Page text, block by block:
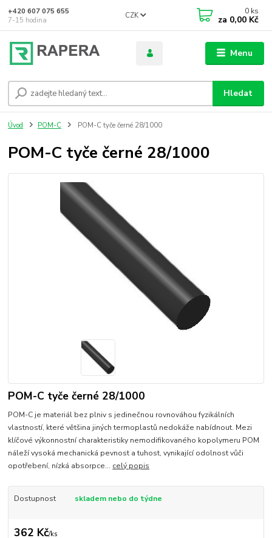
Menu
CZK
Hledat
+420 607 075 655
7-15 hodina
0 ks
za 0,00 Kč
Úvod POM-C POM-C tyče černé 28/1000
POM-C tyče černé 28/1000
POM-C tyče černé 28/1000
POM-C je materiál bez plniv s jedinečnou rovnováhou fyzikálních
vlastností, které většina jiných termoplastů nedokáže nabídnout. Mezi
klíčové výkonnostní charakteristiky nemodifikovaného kopolymeru POM
náleží vysoká mechanická pevnost a tuhost, vynikající odolnost vůči
opotřebení, nízká absorpce... celý popis
Dostupnost skladem nebo do týdne
362 Kč/ks